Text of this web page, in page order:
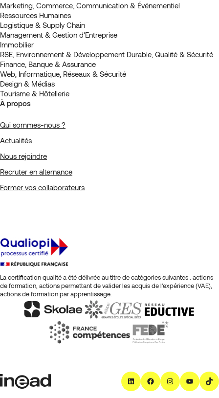
Marketing, Commerce, Communication & Événementiel
Ressources Humaines
Logistique & Supply Chain
Management & Gestion d'Entreprise
Immobilier
RSE, Environnement & Développement Durable, Qualité & Sécurité
Finance, Banque & Assurance
Web, Informatique, Réseaux & Sécurité
Design & Médias
Tourisme & Hôtellerie
À propos
Qui sommes-nous ?
Actualités
Nous rejoindre
Recruter en alternance
Former vos collaborateurs
La certification qualité a été délivrée au titre de catégories suivantes : actions
de formation, actions permettant de valider les acquis de l’expérience (VAE),
actions de formation par apprentissage.
LinkedIn
Facebook